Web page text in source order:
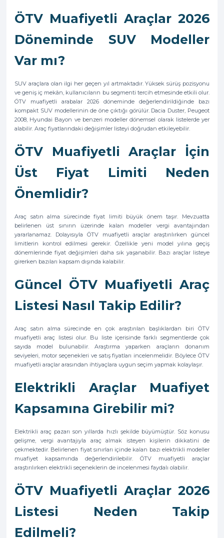
ÖTV Muafiyetli Araçlar 2026
Döneminde SUV Modeller
Var mı?
SUV araçlara olan ilgi her geçen yıl artmaktadır. Yüksek sürüş pozisyonu
ve geniş iç mekân, kullanıcıların bu segmenti tercih etmesinde etkili olur.
ÖTV muafiyetli arabalar 2026 döneminde değerlendirildiğinde bazı
kompakt SUV modellerinin de öne çıktığı görülür. Dacia Duster, Peugeot
2008, Hyundai Bayon ve benzeri modeller dönemsel olarak listelerde yer
alabilir. Araç fiyatlarındaki değişimler listeyi doğrudan etkileyebilir.
ÖTV Muafiyetli Araçlar İçin
Üst Fiyat Limiti Neden
Önemlidir?
Araç satın alma sürecinde fiyat limiti büyük önem taşır. Mevzuatta
belirlenen üst sınırın üzerinde kalan modeller vergi avantajından
yararlanamaz. Dolayısıyla ÖTV muafiyetli araçlar araştırılırken güncel
limitlerin kontrol edilmesi gerekir. Özellikle yeni model yılına geçiş
dönemlerinde fiyat değişimleri daha sık yaşanabilir. Bazı araçlar listeye
girerken bazıları kapsam dışında kalabilir.
Güncel ÖTV Muafiyetli Araç
Listesi Nasıl Takip Edilir?
Araç satın alma sürecinde en çok araştırılan başlıklardan biri ÖTV
muafiyetli araç listesi olur. Bu liste içerisinde farklı segmentlerde çok
sayıda model bulunabilir. Araştırma yaparken araçların donanım
seviyeleri, motor seçenekleri ve satış fiyatları incelenmelidir. Böylece ÖTV
muafiyetli araçlar arasından ihtiyaçlara uygun seçim yapmak kolaylaşır.
Elektrikli Araçlar Muafiyet
Kapsamına Girebilir mi?
Elektrikli araç pazarı son yıllarda hızlı şekilde büyümüştür. Söz konusu
gelişme, vergi avantajıyla araç almak isteyen kişilerin dikkatini de
çekmektedir. Belirlenen fiyat sınırları içinde kalan bazı elektrikli modeller
muafiyet kapsamında değerlendirilebilir. ÖTV muafiyetli araçlar
araştırılırken elektrikli seçeneklerin de incelenmesi faydalı olabilir.
ÖTV Muafiyetli Araçlar 2026
Listesi Neden Takip
Edilmeli?